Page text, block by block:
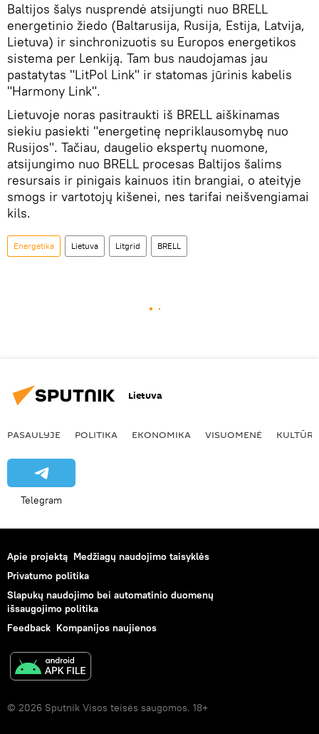
Baltijos šalys nusprendė atsijungti nuo BRELL
energetinio žiedo (Baltarusija, Rusija, Estija, Latvija,
Lietuva) ir sinchronizuotis su Europos energetikos
sistema per Lenkiją. Tam bus naudojamas jau
pastatytas "LitPol Link" ir statomas jūrinis kabelis
"Harmony Link".
Lietuvoje noras pasitraukti iš BRELL aiškinamas
siekiu pasiekti "energetinę nepriklausomybę nuo
Rusijos". Tačiau, daugelio ekspertų nuomone,
atsijungimo nuo BRELL procesas Baltijos šalims
resursais ir pinigais kainuos itin brangiai, o ateityje
smogs ir vartotojų kišenei, nes tarifai neišvengiamai
kils.
Energetika Lietuva Litgrid BRELL
Lietuva
PASAULYJE POLITIKA EKONOMIKA VISUOMENĖ KULTŪRA
Telegram
Apie projektą Medžiagų naudojimo taisyklės
Privatumo politika
Slapukų naudojimo bei automatinio duomenų
išsaugojimo politika
Feedback Kompanijos naujienos
© 2026 Sputnik Visos teisės saugomos. 18+